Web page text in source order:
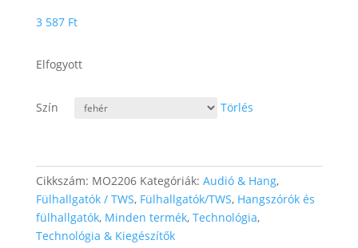
3 587 Ft
Elfogyott
Szín Törlés
Cikkszám: MO2206 Kategóriák: Audió & Hang,
Fülhallgatók / TWS, Fülhallgatók/TWS, Hangszórók és
fülhallgatók, Minden termék, Technológia,
Technológia & Kiegészítők